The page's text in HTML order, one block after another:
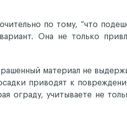
по тому, “что
Она не только
материал не
приводят к
ограду, учитываете не